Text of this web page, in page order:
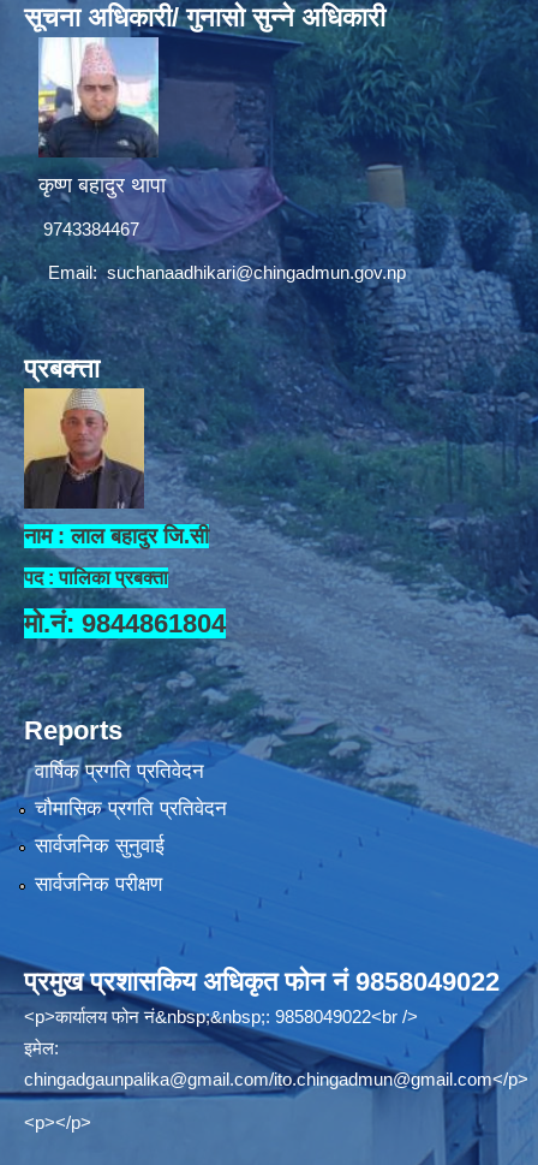
सूचना अधिकारी/ गुनासो सुन्ने अधिकारी
कृष्ण बहादुर थापा
9743384467
Email:suchanaadhikari@chingadmun.gov.np
प्रबक्त्ता
नाम : लाल बहादुर जि.सी
पद : पालिका प्रबक्ता
मो.नं: 9844861804
Reports
वार्षिक प्रगति प्रतिवेदन
चौमासिक प्रगति प्रतिवेदन
सार्वजनिक सुनुवाई
सार्वजनिक परीक्षण
प्रमुख प्रशासकिय अधिकृत फोन नं 9858049022
<p>कार्यालय फोन नं&nbsp;&nbsp;: 9858049022<br />
इमेल:
chingadgaunpalika@gmail.com/ito.chingadmun@gmail.com</p>
<p></p>